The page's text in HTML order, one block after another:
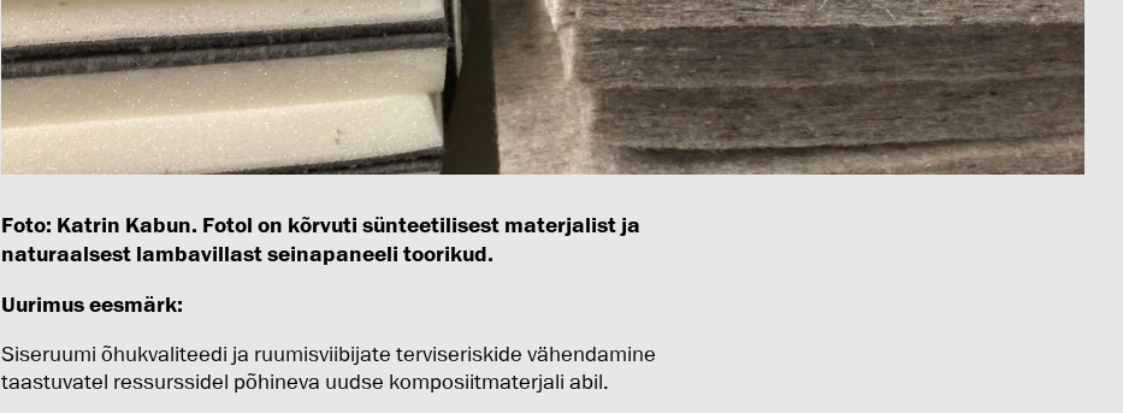
Foto: Katrin Kabun. Fotol on kõrvuti sünteetilisest materjalist ja
naturaalsest lambavillast seinapaneeli toorikud.
Uurimus eesmärk:
Siseruumi õhukvaliteedi ja ruumisviibijate terviseriskide vähendamine
taastuvatel ressurssidel põhineva uudse komposiitmaterjali abil.